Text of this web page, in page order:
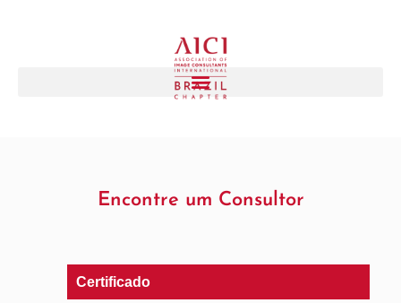
Encontre um Consultor
Certificado